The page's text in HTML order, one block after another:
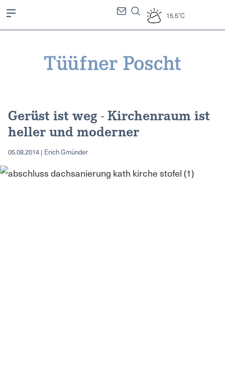
15.5°C
Gerüst ist weg - Kirchenraum ist
heller und moderner
05.08.2014 | Erich Gmünder